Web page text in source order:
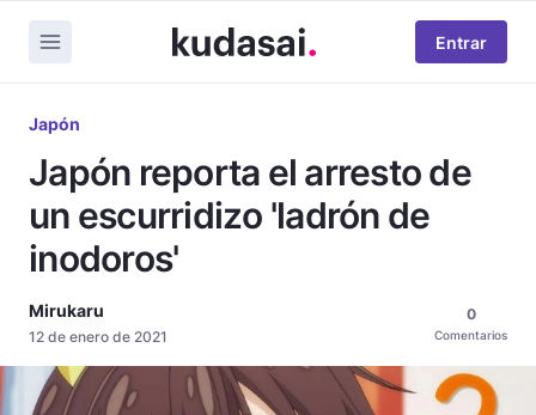
Entrar
Japón
Japón reporta el arresto de
un escurridizo 'ladrón de
inodoros'
Mirukaru
12 de enero de 2021
0
Comentarios